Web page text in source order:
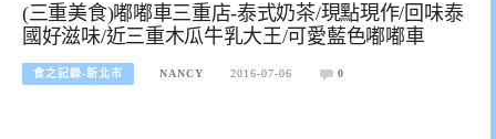
(三重美食)嘟嘟車三重店-泰式奶茶/現點現作/回味泰
國好滋味/近三重木瓜牛乳大王/可愛藍色嘟嘟車
食之記錄-新北市 NANCY 2016-07-06 0